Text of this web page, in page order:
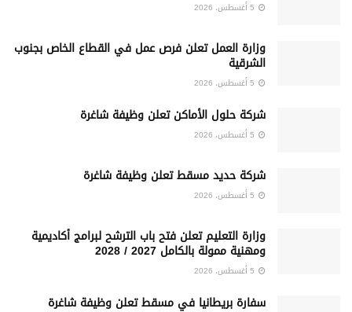
وزارة العمل تعلن فرص عمل في القطاع الخاص بجنوب
الشرقية
شركة حلول الأماكن تعلن وظيفة شاغرة
شركة حديد مسقط تعلن وظيفة شاغرة
وزارة التعليم تعلن فتح باب الترشح لبرامج أكاديمية
ومهنية ممولة بالكامل 2027 / 2028
سفارة بريطانيا في مسقط تعلن وظيفة شاغرة